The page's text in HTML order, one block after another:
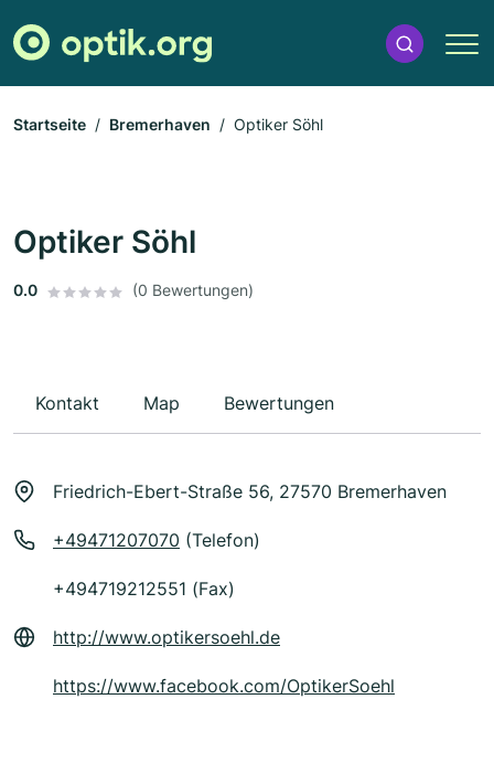
Startseite Bremerhaven Optiker Söhl
Optiker Söhl
0.0 (0 Bewertungen)
Kontakt Map Bewertungen
Friedrich-Ebert-Straße 56, 27570 Bremerhaven
+49471207070 (Telefon)
+494719212551 (Fax)
http://www.optikersoehl.de
https://www.facebook.com/OptikerSoehl